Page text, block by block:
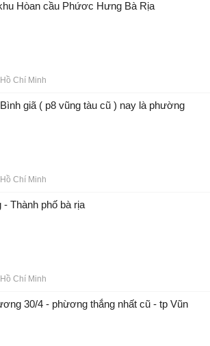
Hòan cầu Phứơc Hưng Bà Rịa
Hồ Chí Minh
giã ( p8 vũng tàu cũ ) nay là phường
Hồ Chí Minh
- Thành phố bà rịa
Hồ Chí Minh
30/4 - phừơng thắng nhất cũ - tp Vũn